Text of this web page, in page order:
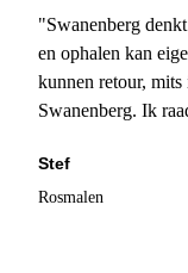
"Swanenberg
en ophalen kan
kunnen retour, mits
Swanenberg. Ik
Stef
Rosmalen